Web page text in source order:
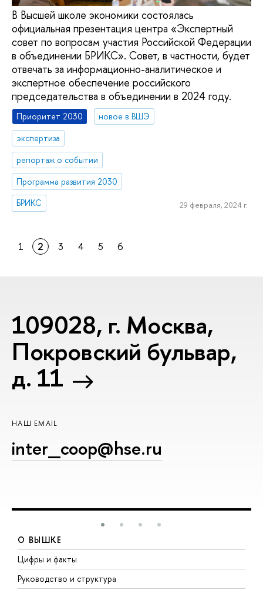
В Высшей школе экономики состоялась
официальная презентация центра «Экспертный
совет по вопросам участия Российской Федерации
в объединении БРИКС». Совет, в частности, будет
отвечать за информационно-аналитическое и
экспертное обеспечение российского
председательства в объединении в 2024 году.
Приоритет 2030
новое в ВШЭ
экспертиза
репортаж о событии
Программа развития 2030
БРИКС
29 февраля, 2024 г.
1 2 3 4 5 6
109028, г. Москва,
Покровский бульвар,
д. 11
НАШ EMAIL
inter_coop@hse.ru
О ВЫШКЕ
Цифры и факты
Руководство и структура